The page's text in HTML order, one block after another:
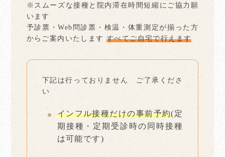
※スムーズな接種と院内滞在時間短縮にご協力願
います
予診票・Web問診票・検温・体重測定が揃った方
からご案内いたしますすべてご自宅で行えます
下記は行っておりません ご了承くださ
い
インフル接種だけの事前予約(定
期接種・定期受診時の同時接種
は可能です)